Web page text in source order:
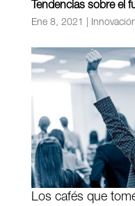
Tendencias sobre el
Ene 8, 2021
Los cafés que